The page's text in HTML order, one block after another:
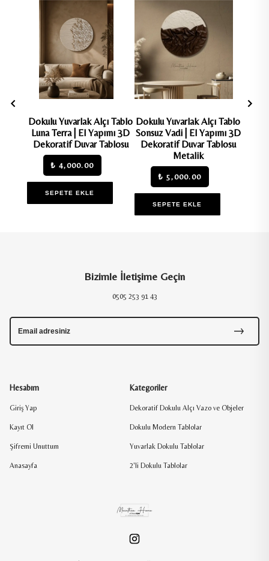
Dokulu Yuvarlak Alçı Tablo
Luna Terra | El Yapımı 3D
Dekoratif Duvar Tablosu
₺ 4,000.00
SEPETE EKLE
Dokulu Yuvarlak Alçı Tablo
Sonsuz Vadi | El Yapımı 3D
Dekoratif Duvar Tablosu
Metalik
₺ 5,000.00
SEPETE EKLE
Hesabım
Giriş Yap
Kayıt Ol
Şifremi Unuttum
Anasayfa
Kategoriler
Dekoratif Dokulu Alçı Vazo ve Objeler
Dokulu Modern Tablolar
Yuvarlak Dokulu Tablolar
2'li Dokulu Tablolar
Bizimle İletişime Geçin
0505 253 91 43